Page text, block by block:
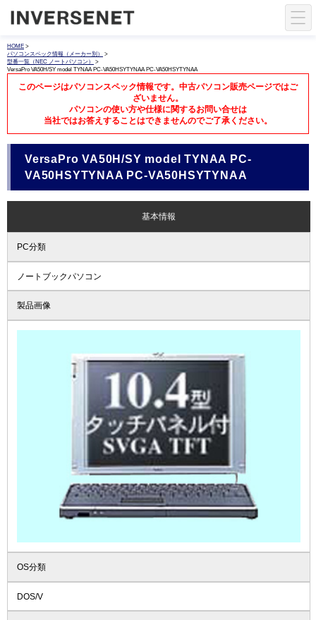
HOME >
パソコンスペック情報（メーカー別）
>
型番一覧（NEC ノートパソコン）
>
VersaPro VA50H/SY model TYNAA PC-VA50HSYTYNAA PC-VA50HSYTYNAA
このページはパソコンスペック情報です。中古パソコン販売ページではご
ざいません。
パソコンの使い方や仕様に関するお問い合せは
当社ではお答えすることはできませんのでご了承ください。
VersaPro VA50H/SY model TYNAA PC-
VA50HSYTYNAA PC-VA50HSYTYNAA
基本情報
PC分類
ノートブックパソコン
製品画像
OS分類
DOS/V